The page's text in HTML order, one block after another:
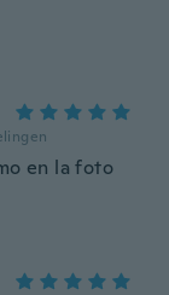
en la foto